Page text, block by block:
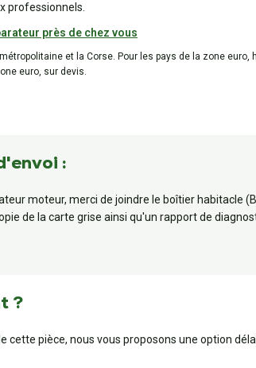
professionnels.
près de chez vous
et la Corse. Pour les pays de la zone euro,
euro, sur devis.
:
moteur, merci de joindre le boîtier habitacle
de la carte grise ainsi qu'un rapport de
?
cette pièce, nous vous proposons une option